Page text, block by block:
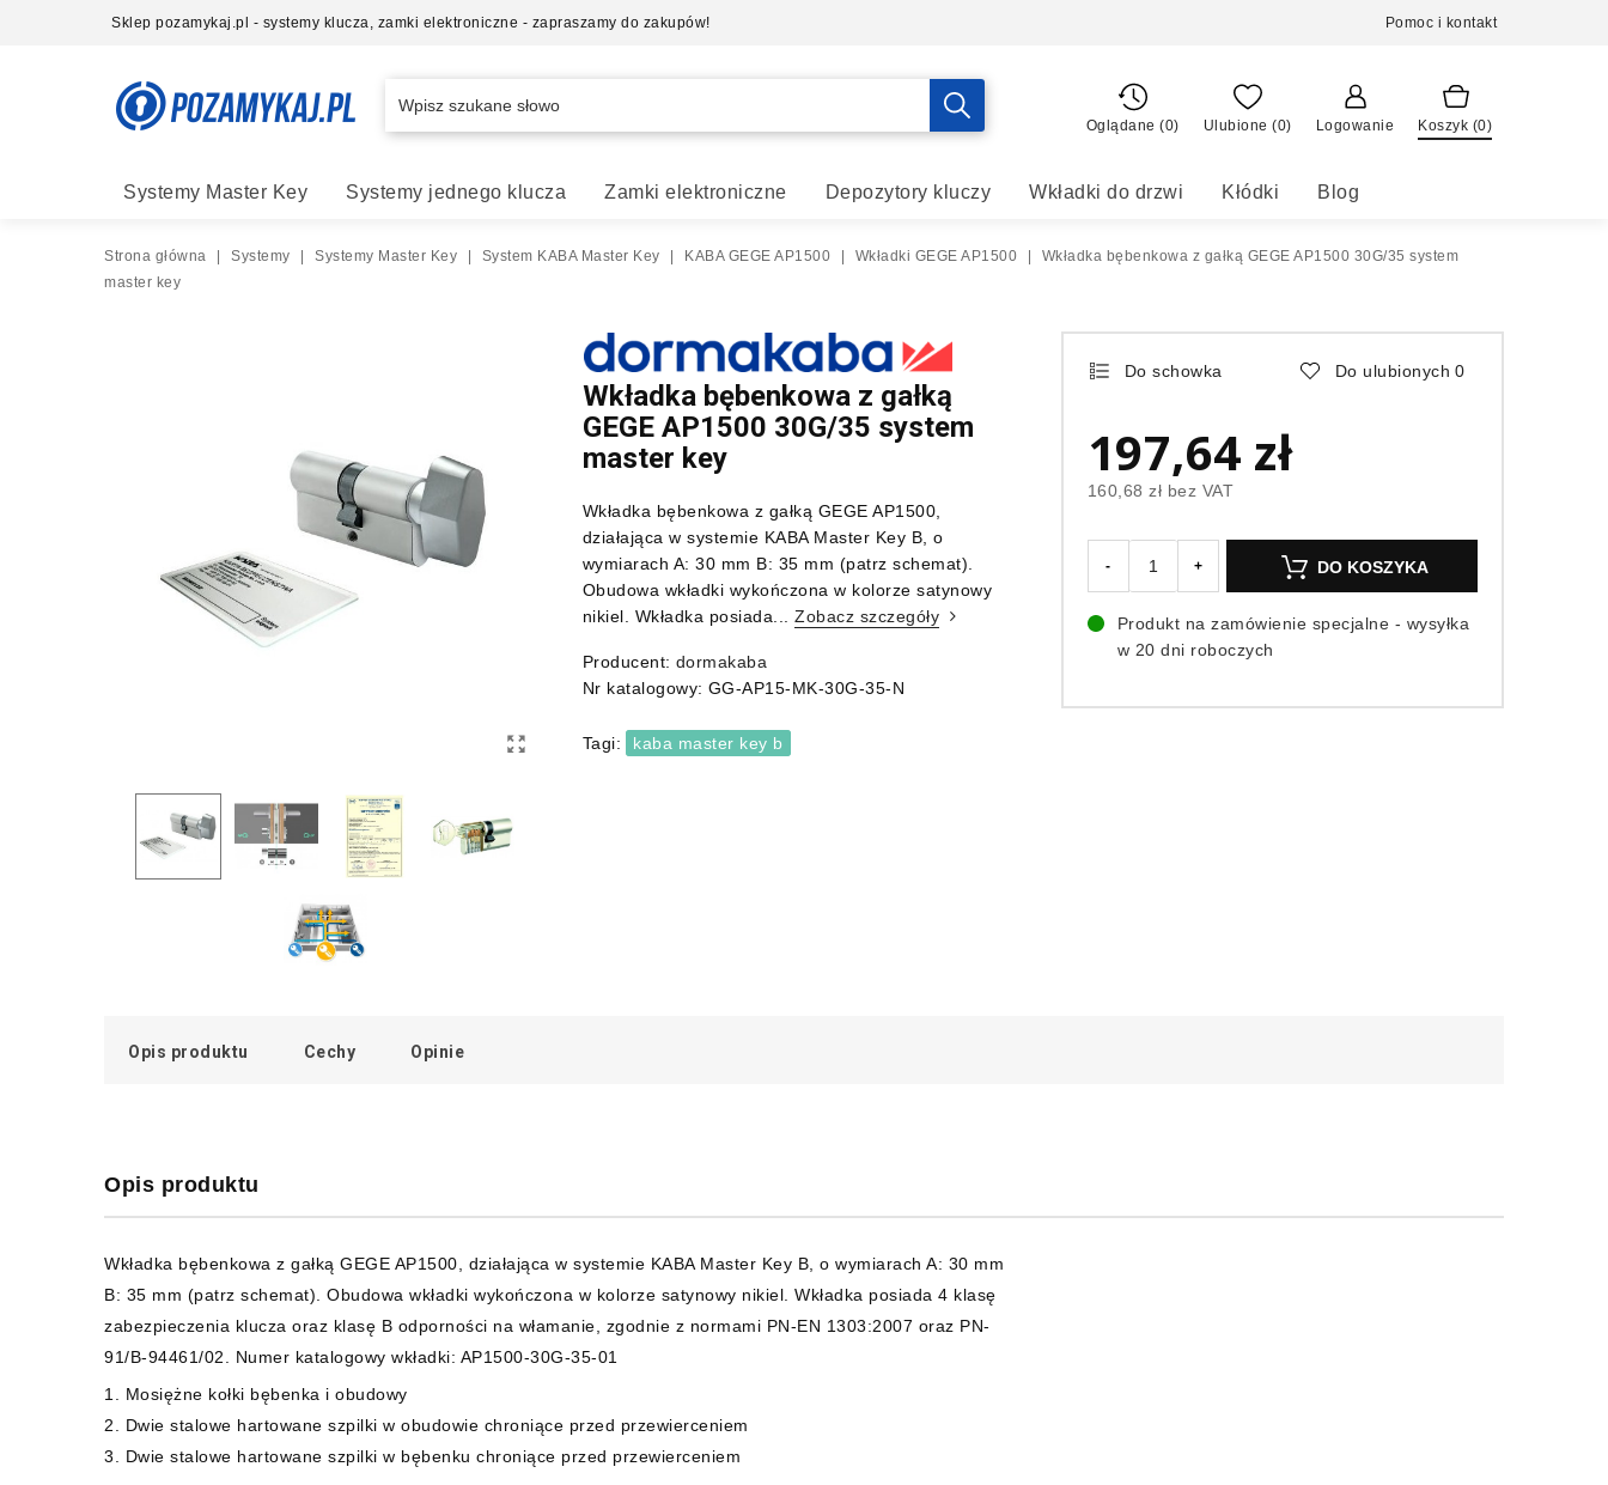
Sklep pozamykaj.pl - systemy klucza, zamki elektroniczne - zapraszamy do zakupów! Pomoc i kontakt
Oglądane (0) Ulubione (0) Logowanie Koszyk (0)
Systemy Master Key Systemy jednego klucza Zamki elektroniczne Depozytory kluczy Wkładki do drzwi Kłódki Blog
Strona główna Systemy Systemy Master Key System KABA Master Key KABA GEGE AP1500 Wkładki GEGE AP1500
Wkładka bębenkowa z gałką GEGE AP1500 30G/35 system
master key
Wkładka bębenkowa z gałką
GEGE AP1500 30G/35 system
master key
Wkładka bębenkowa z gałką GEGE AP1500,
działająca w systemie KABA Master Key B, o
wymiarach A: 30 mm B: 35 mm (patrz schemat).
Obudowa wkładki wykończona w kolorze satynowy
nikiel. Wkładka posiada...Zobacz szczegóły
Producent: dormakaba
Nr katalogowy: GG-AP15-MK-30G-35-N
Tagi: kaba master key b
Do schowka Do ulubionych 0
197,64 zł
160,68 zł bez VAT
- + DO KOSZYKA
Produkt na zamówienie specjalne - wysyłka
w 20 dni roboczych
Opis produktu Cechy Opinie
Opis produktu
Wkładka bębenkowa z gałką GEGE AP1500, działająca w systemie KABA Master Key B, o wymiarach A: 30 mm
B: 35 mm (patrz schemat). Obudowa wkładki wykończona w kolorze satynowy nikiel. Wkładka posiada 4 klasę
zabezpieczenia klucza oraz klasę B odporności na włamanie, zgodnie z normami PN-EN 1303:2007 oraz PN-
91/B-94461/02. Numer katalogowy wkładki: AP1500-30G-35-01
1. Mosiężne kołki bębenka i obudowy
2. Dwie stalowe hartowane szpilki w obudowie chroniące przed przewierceniem
3. Dwie stalowe hartowane szpilki w bębenku chroniące przed przewierceniem